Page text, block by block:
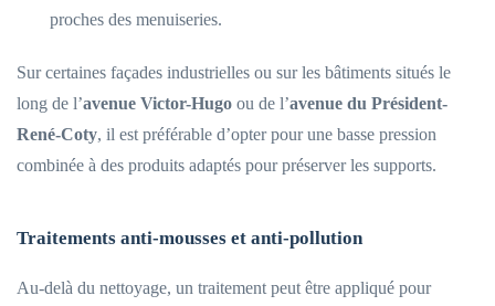
proches des menuiseries.
Sur certaines façades industrielles ou sur les bâtiments situés le
long de l’avenue Victor-Hugo ou de l’avenue du Président-
René-Coty, il est préférable d’opter pour une basse pression
combinée à des produits adaptés pour préserver les supports.
Traitements anti-mousses et anti-pollution
Au-delà du nettoyage, un traitement peut être appliqué pour